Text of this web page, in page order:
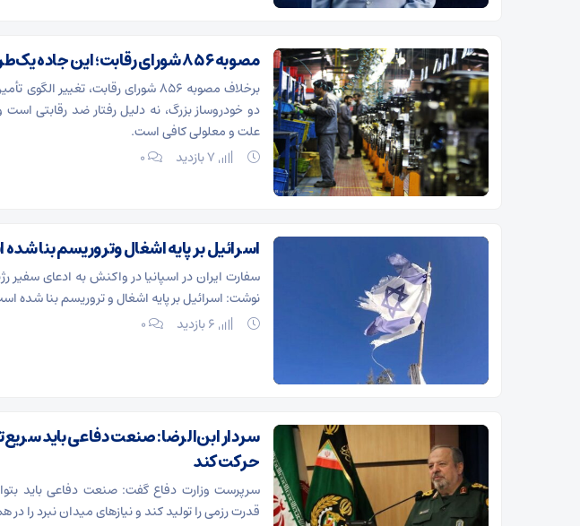
مصوبه ۸۵۶ شورای رقابت؛ این جاده یک‌طرفه است
برخلاف مصوبه ۸۵۶ شورای رقابت،
دو خودروساز بزرگ، نه دلیل رفتار ضد رقابتی
علت و معلولی کافی است.
۰
اسرائیل بر پایه اشغال وتروریسم بنا
سفارت ایران در اسپانیا در واکنش به ادعای
نوشت: اسرائیل بر پایه اشغال و تروریسم بنا شده
۰
سردار ابن‌الرضا: صنعت دفاعی باید
حرکت کند
سرپرست وزارت دفاع گفت: صنعت دفاعی باید
قدرت رزمی را تولید کند و نیازهای میدان نبرد را